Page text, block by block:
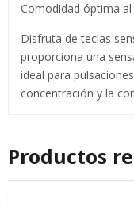
Comodidad óptima al
Disfruta de teclas
proporciona una
ideal para
concentración y la
Productos